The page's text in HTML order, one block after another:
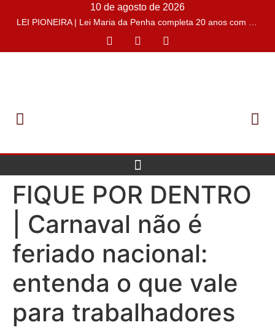
10 de agosto de 2026
FIQUE POR DENTRO
| Carnaval não é
feriado nacional:
entenda o que vale
para trabalhadores